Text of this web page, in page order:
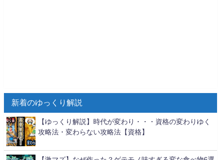
新着のゆっくり解説
【ゆっくり解説】時代が変わり・・・資格の変わりゆく
攻略法・変わらない攻略法【資格】